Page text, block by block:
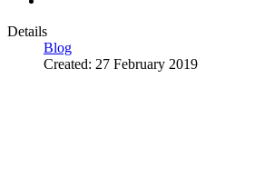
Details
Blog
Created: 27 February 2019